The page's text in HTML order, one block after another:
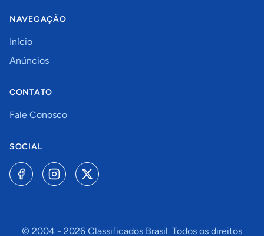
NAVEGAÇÃO
Início
Anúncios
CONTATO
Fale Conosco
SOCIAL
© 2004 - 2026 Classificados Brasil. Todos os direitos